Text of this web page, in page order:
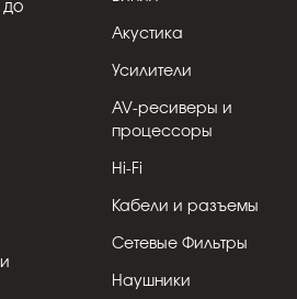
до
Акустика
Усилители
AV-ресиверы и
процессоры
Hi-Fi
Кабели и разъемы
Сетевые Фильтры
Наушники